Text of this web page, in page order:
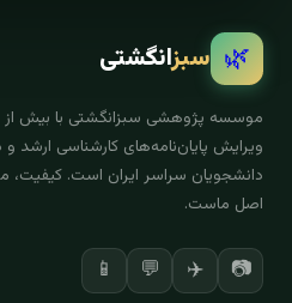
🌿 سبزانگشتی
ویرایش پایان‌نامه‌های کارشناسی ارشد و
دانشجویان سراسر ایران است. کیفیت،
اصل ماست.
📷
✈️
💬
📱